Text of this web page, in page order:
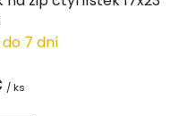
7 dní
/ ks